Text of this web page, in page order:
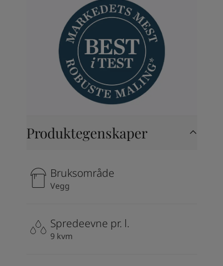
Produktegenskaper
Bruksområde
Vegg
Spredeevne pr. l.
9 kvm